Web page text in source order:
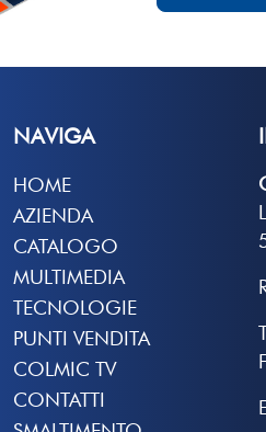
NAVIGA
HOME
AZIENDA
CATALOGO
MULTIMEDIA
TECNOLOGIE
PUNTI VENDITA
COLMIC TV
CONTATTI